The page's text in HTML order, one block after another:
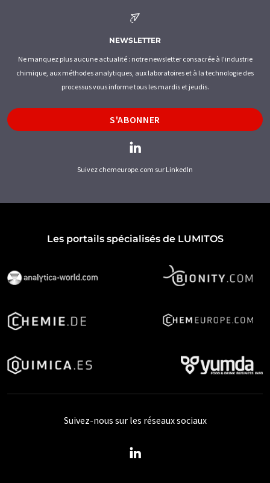
NEWSLETTER
Ne manquez plus aucune actualité : notre newsletter consacrée à l'industrie
chimique, aux méthodes analytiques, aux laboratoires et à la technologie des
processus vous informe tous les mardis et jeudis.
S'ABONNER
Suivez chemeurope.com sur LinkedIn
Les portails spécialisés de LUMITOS
Suivez-nous sur les réseaux sociaux